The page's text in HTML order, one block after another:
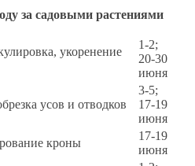
за садовыми растениями
укоренение
1-2;
20-30
июня
усов и отводков
3-5;
17-19
июня
кроны
17-19
июня